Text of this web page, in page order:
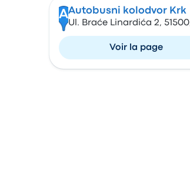
AAutobusni kolodvor Krk
Ul. Braće Linardića 2,
Voir la page